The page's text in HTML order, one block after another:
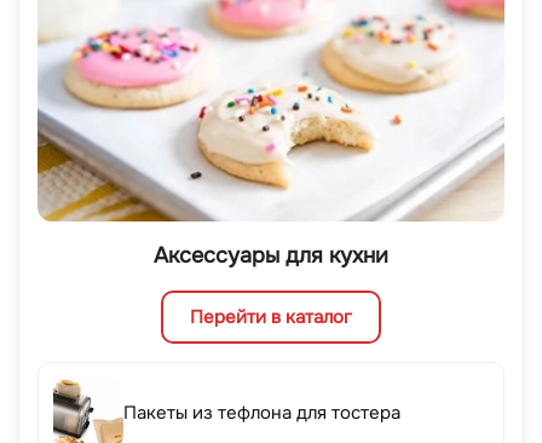
Аксессуары для кухни
Перейти в каталог
Пакеты из тефлона для тостера